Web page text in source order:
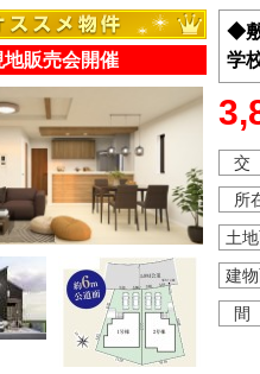
地販売会開催
◆
学
交
所
土
建
間